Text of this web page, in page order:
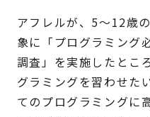
アフレルが、5～12歳
象に「プログラミング
調査」を実施したとこ
グラミングを習わせた
てのプログラミングに